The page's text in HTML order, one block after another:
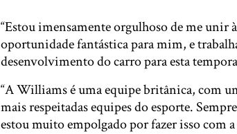
“Estou imensamente orgulhoso de me
oportunidade fantástica para mim, e
desenvolvimento do carro para esta
“A Williams é uma equipe britânica, com
mais respeitadas equipes do esporte.
estou muito empolgado por fazer isso